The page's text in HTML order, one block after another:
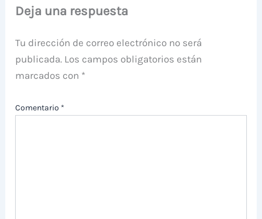
Deja una respuesta
Tu dirección de correo electrónico no será
publicada. Los campos obligatorios están
marcados con *
Comentario *